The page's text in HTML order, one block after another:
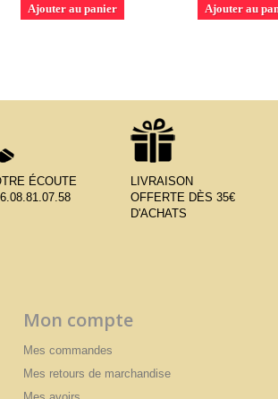
Ajouter au panier
Ajouter au
ÉCOUTE
LIVRAISON
OFFERTE DÈS 35€
D'ACHATS
Mon compte
Mes commandes
Mes retours de marchandise